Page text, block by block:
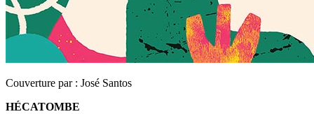
Couverture par : José Santos
HÉCATOMBE